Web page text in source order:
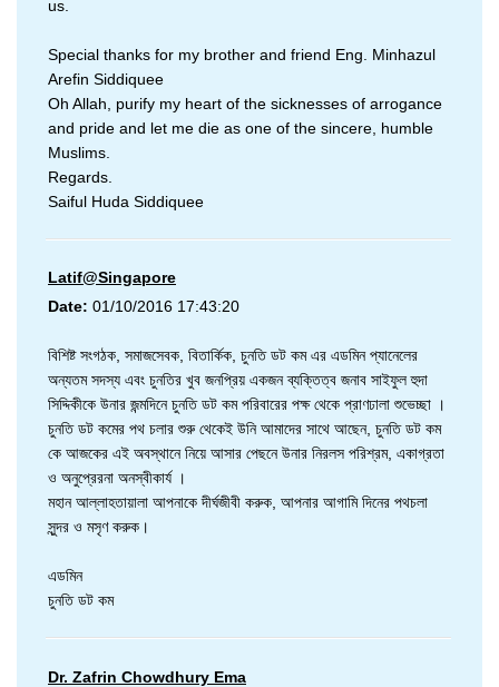
us.
Special thanks for my brother and friend Eng. Minhazul
Arefin Siddiquee
Oh Allah, purify my heart of the sicknesses of arrogance
and pride and let me die as one of the sincere, humble
Muslims.
Regards.
Saiful Huda Siddiquee
Latif@Singapore
Date: 01/10/2016 17:43:20
বিশিষ্ট সংগঠক, সমাজসেবক, বিতার্কিক, চুনতি ডট কম এর এডমিন প্যানেলের
অন্যতম সদস্য এবং চুনতির খুব জনপ্রিয় একজন ব্যক্তিত্ব জনাব সাইফুল হুদা
সিদ্দিকীকে উনার জন্মদিনে চুনতি ডট কম পরিবারের পক্ষ থেকে প্রাণঢালা শুভেচ্ছা ।
চুনতি ডট কমের পথ চলার শুরু থেকেই উনি আমাদের সাথে আছেন, চুনতি ডট কম
কে আজকের এই অবস্থানে নিয়ে আসার পেছনে উনার নিরলস পরিশ্রম, একাগ্রতা
ও অনুপ্রেরনা অনস্বীকার্য ।
মহান আল্লাহতায়ালা আপনাকে দীর্ঘজীবী করুক, আপনার আগামি দিনের পথচলা
সুন্দর ও মসৃণ করুক।
এডমিন
চুনতি ডট কম
Dr. Zafrin Chowdhury Ema